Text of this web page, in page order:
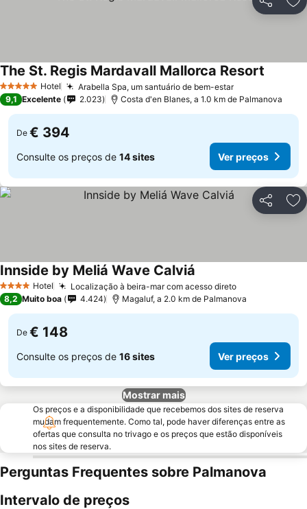
Partilhar
5 Estrelas Hotel Arabella Spa, um santuário de bem-estar
The St. Regis Mardavall Mallorca Resort
9,1 Excelente 2.023 Costa d'en Blanes, a 1.0 km de Palmanova
De € 394
Consulte os preços de 14 sites Ver preços
Partilhar
4 EstrelasHotel Localização à beira-mar com acesso direto
Innside by Meliá Wave Calviá
8,2 Muito boa 4.424 Magaluf, a 2.0 km de Palmanova
De € 148
Consulte os preços de 16 sites Ver preços
Mostrar mais
Os preços e a disponibilidade que recebemos dos sites de reserva
mudam frequentemente. Como tal, pode haver diferenças entre as
ofertas que consulta no trivago e os preços que estão disponíveis
nos sites de reserva.
Perguntas Frequentes sobre Palmanova
Intervalo de preços